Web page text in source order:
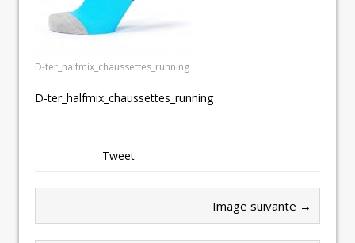
D-ter_halfmix_chaussettes_running
D-ter_halfmix_chaussettes_running
Tweet
Image suivante →